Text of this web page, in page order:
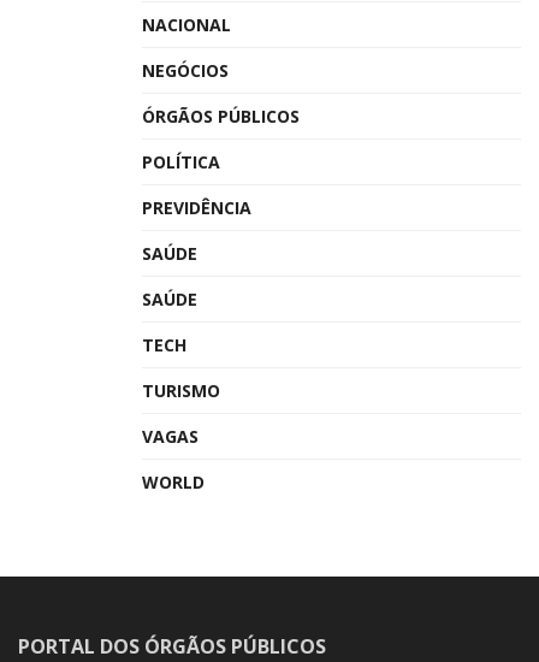
NACIONAL
NEGÓCIOS
ÓRGÃOS PÚBLICOS
POLÍTICA
PREVIDÊNCIA
SAÚDE
SAÚDE
TECH
TURISMO
VAGAS
WORLD
PORTAL DOS ÓRGÃOS PÚBLICOS